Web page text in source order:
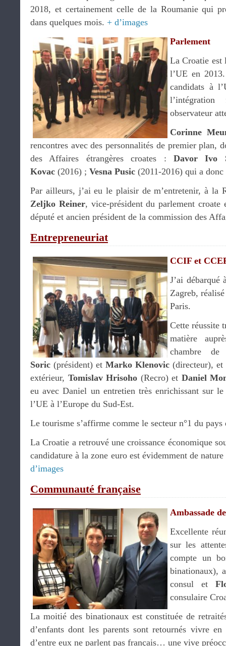
2018, et certainement celle de la Roumanie qui
dans quelques mois. + d’images
Parlement
La Croatie est
l’UE en
candidats à
observateur
Corinne
rencontres avec des personnalités de premier plan,
des Affaires étrangères croates : Davor Ivo
Kovac (2016) ; Vesna Pusic (2011-2016) qui a donc
Par ailleurs, j’ai eu le plaisir de m’entretenir, à la
Zeljko Reiner, vice-président du parlement croate
député et ancien président de la commission des
Entrepreneuriat
CCIF et
J’ai débarqué
Zagreb,
Paris.
Cette réussite
matière
chambre
Soric (président) et Marko Klenovic (directeur), et
extérieur, Tomislav Hrisoho (Recro) et Daniel
eu avec Daniel un entretien très enrichissant sur le
l’UE à l’Europe du Sud-Est.
Le tourisme s’affirme comme le secteur n°1 du
La Croatie a retrouvé une croissance économique
candidature à la zone euro est évidemment de
d’images
Communauté française
Ambassade
Excellente
sur les
compte un
binationaux),
consul et
consulaire
La moitié des binationaux est constituée de
d’enfants dont les parents sont retournés vivre
d’entre eux ne parlent pas français… une vive